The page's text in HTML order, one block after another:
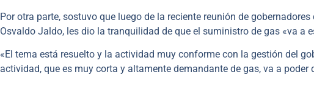
Por otra parte, sostuvo que luego de la reciente reunión de
Osvaldo Jaldo, les dio la tranquilidad de que el suministro de gas «va a
«El tema está resuelto y la actividad muy conforme con la gestión del
actividad, que es muy corta y altamente demandante de gas, va a